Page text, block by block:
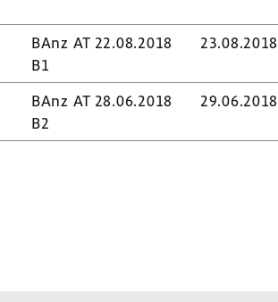
BAnz AT 22.08.2018
B1
23.08.2018
BAnz AT 28.06.2018
B2
29.06.2018